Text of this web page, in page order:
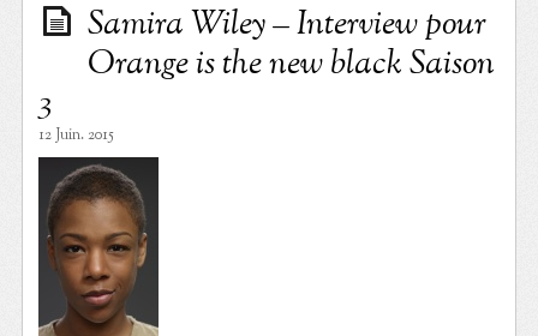
Samira Wiley – Interview pour
Orange is the new black Saison
3
12 Juin. 2015